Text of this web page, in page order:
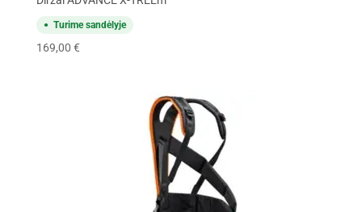
Turime sandėlyje
169,00 €